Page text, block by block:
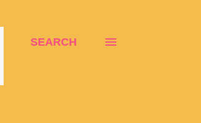
SEARCH